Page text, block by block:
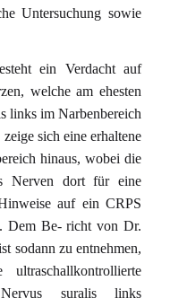
Untersuchung sowie
ein Verdacht auf
welche am ehesten
links im Narbenbereich
sich eine erhaltene
hinaus, wobei die
Nerven dort für eine
auf ein CRPS
Dem Be- richt von Dr.
sodann zu entnehmen,
suralis links